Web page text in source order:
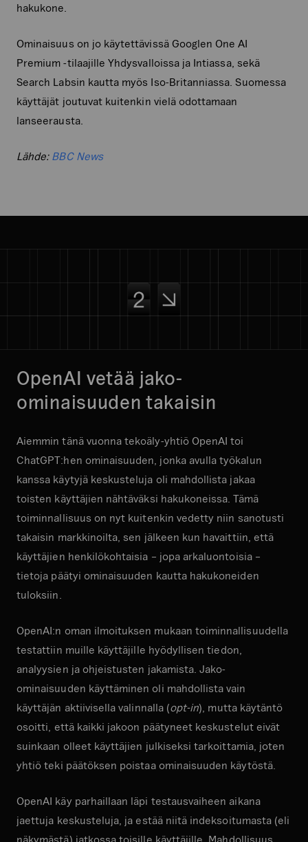
hakukone.
Ominaisuus on jo käytettävissä Googlen One AI
Premium -tilaajille Yhdysvalloissa ja Intiassa, sekä
Search Labsin kautta myös Iso-Britanniassa. Suomessa
käyttäjät joutuvat kuitenkin vielä odottamaan
lanseerausta.
Lähde: BBC News
OpenAI vetää jako-
ominaisuuden takaisin
Aiemmin tänä vuonna tekoäly-yhtiö OpenAI toi
ChatGPT:hen ominaisuuden, jonka avulla työkalun
kanssa käytyjä keskusteluja oli mahdollista jakaa
toisten käyttäjien nähtäväksi hakukoneissa. Tämä
toiminnallisuus on nyt kuitenkin vedetty niin sanotusti
takaisin markkinoilta, sen jälkeen kun havaittiin, että
käyttäjien henkilökohtaisia – jopa arkaluontoisia –
tietoja päätyi ominaisuuden kautta hakukoneiden
tuloksiin.
OpenAI:n oman ilmoituksen mukaan toiminnallisuudella
testattiin muille käyttäjille hyödyllisen tiedon,
analyysien ja ohjeistusten jakamista. Jako-
ominaisuuden käyttäminen oli mahdollista vain
käyttäjän aktiivisella valinnalla (opt-in), mutta käytäntö
osoitti, että kaikki jakoon päätyneet keskustelut eivät
suinkaan olleet käyttäjien julkiseksi tarkoittamia, joten
yhtiö teki päätöksen poistaa ominaisuuden käytöstä.
OpenAI käy parhaillaan läpi testausvaiheen aikana
jaettuja keskusteluja, ja estää niitä indeksoitumasta (eli
näkymästä) jatkossa toisille käyttäjille. Mahdollisuus